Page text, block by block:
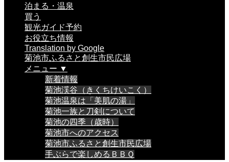
泊まる・温泉
買う
観光ガイド予約
お役立ち情報
Translation by Google
菊池市ふるさと創生市民広場
メニュー ▼
新着情報
菊池渓谷（きくちけいこく）
菊池温泉は「美肌の湯」
菊池一族と刀剣について
菊池の四季（歳時）
菊池市へのアクセス
菊池市ふるさと創生市民広場
手ぶらで楽しめるＢＢＱ